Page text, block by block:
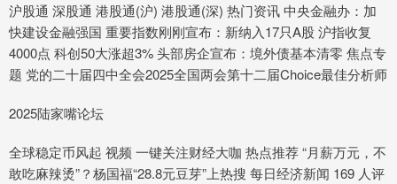
沪股通 深股通 港股通(沪) 港股通(深) 热门资讯 中央金融办：加
快建设金融强国 重要指数刚刚宣布：新纳入17只A股 沪指收复
4000点 科创50大涨超3% 头部房企宣布：境外债基本清零 焦点专
题 党的二十届四中全会2025全国两会第十二届Choice最佳分析师
2025陆家嘴论坛
全球稳定币风起 视频 一键关注财经大咖 热点推荐 “月薪万元，不
敢吃麻辣烫”？杨国福“28.8元豆芽”上热搜 每日经济新闻 169 人评